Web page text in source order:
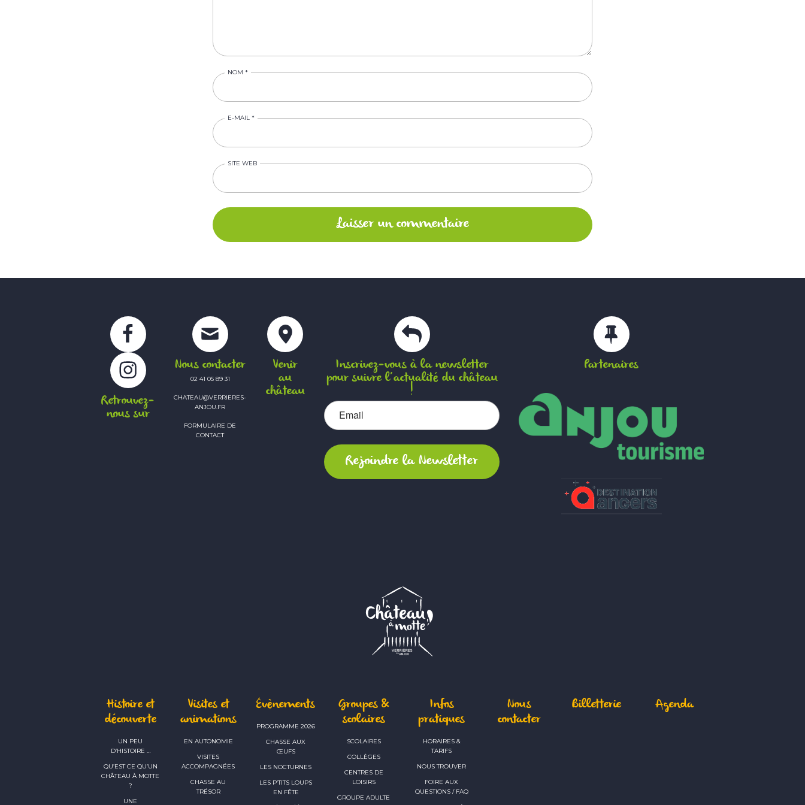
NOM *
E-MAIL *
SITE WEB
Retrouvez-
nous sur
Facebook
Instagram Nous contacter
02 41 05 89 31
CHATEAU@VERRIERES-
ANJOU.FR
FORMULAIRE DE
CONTACT
Venir
au
château
Inscrivez-vous à la newsletter
pour suivre l’actualité du château
!
Partenaires
Histoire et
découverte
UN PEU
D’HISTOIRE …
QU’EST CE QU’UN
CHÂTEAU À MOTTE
?
UNE
Visites et
animations
EN AUTONOMIE
VISITES
ACCOMPAGNÉES
CHASSE AU
TRÉSOR
Évènements
PROGRAMME 2026
CHASSE AUX
ŒUFS
LES NOCTURNES
LES P’TITS LOUPS
EN FÊTE
Groupes &
scolaires
SCOLAIRES
COLLÈGES
CENTRES DE
LOISIRS
GROUPE ADULTE
Infos
pratiques
HORAIRES &
TARIFS
NOUS TROUVER
FOIRE AUX
QUESTIONS / FAQ
Nous
contacter
Billetterie Agenda